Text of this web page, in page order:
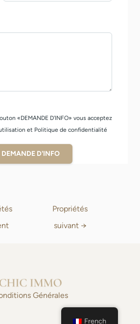
«DEMANDE D'INFO» vous acceptez
et Politique de confidentialité
DEMANDE D'INFO
Propriétés
suivant →
Générales
French